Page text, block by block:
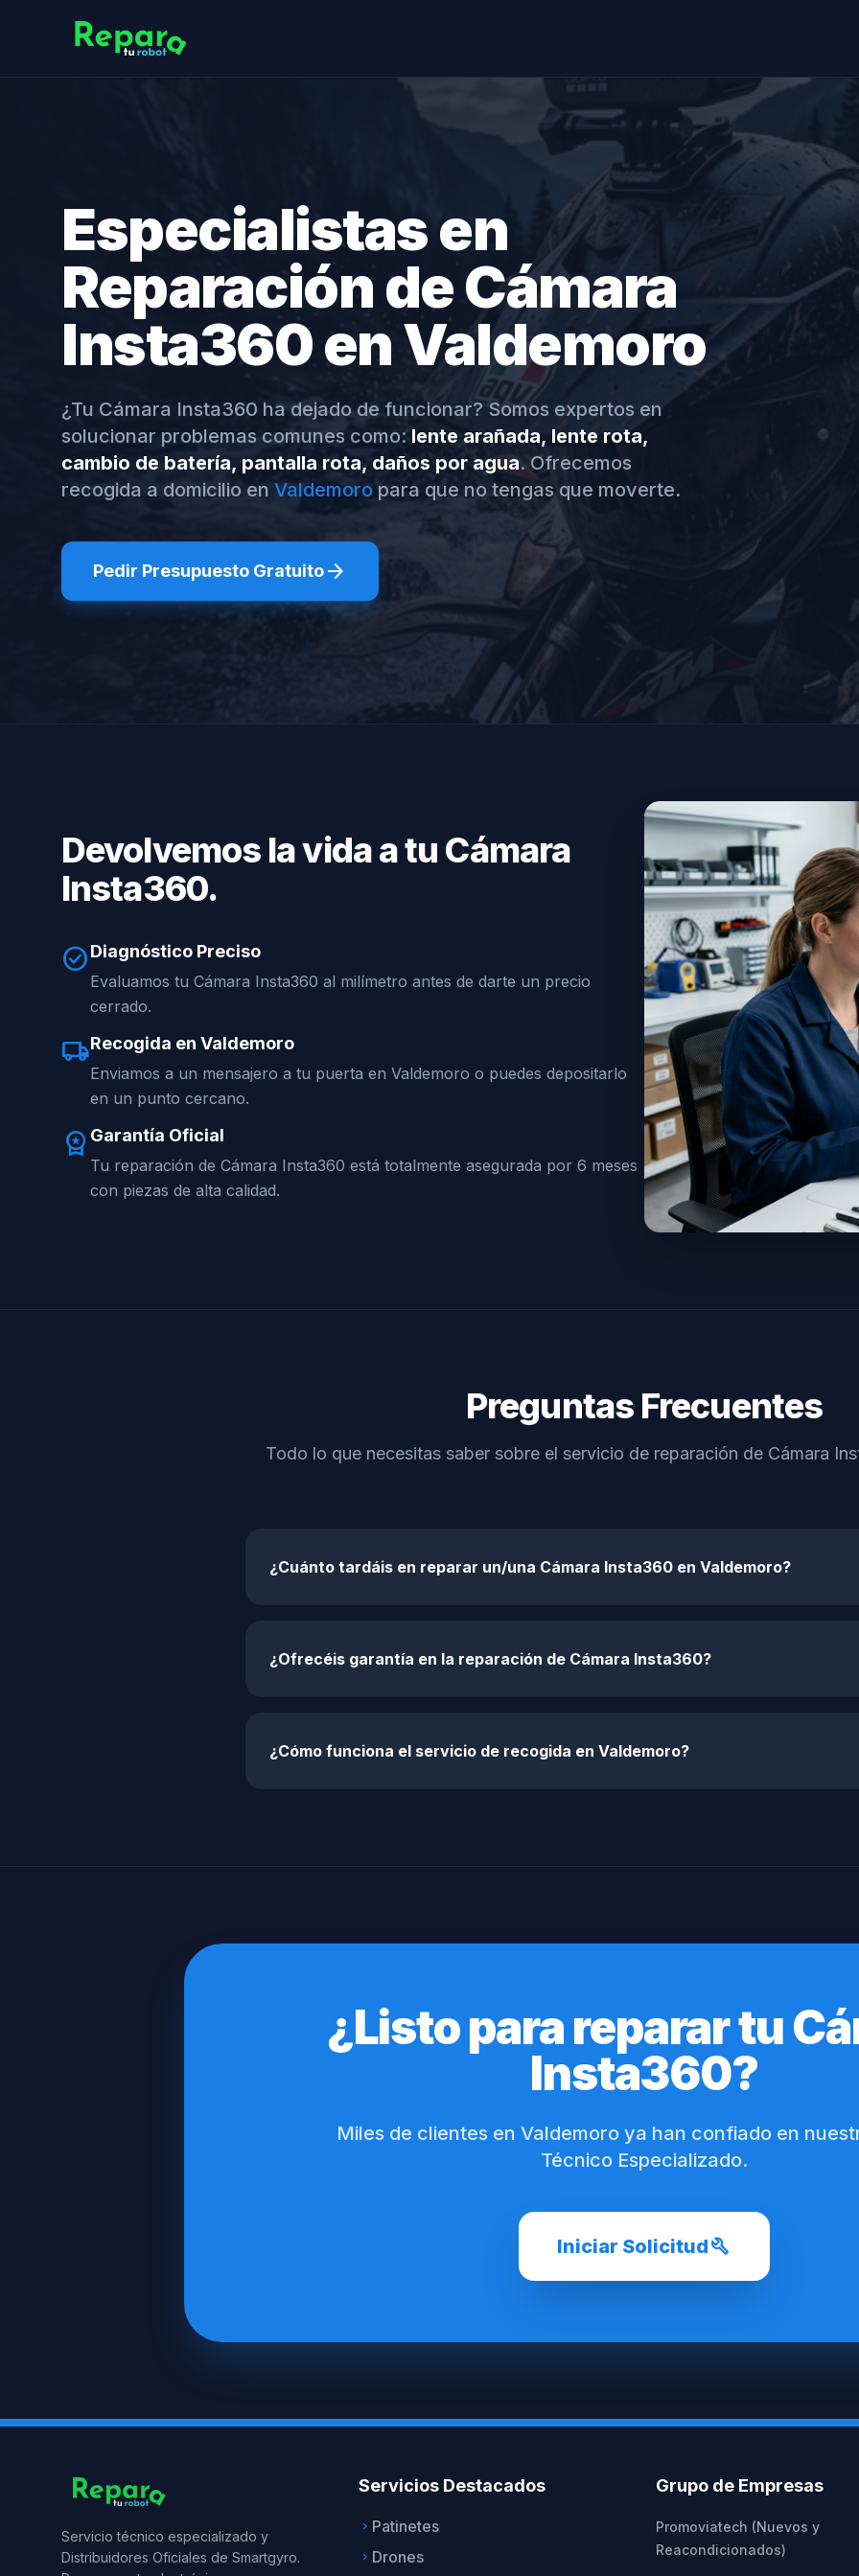
Especialistas en
Reparación de Cámara
Insta360 en Valdemoro
¿Tu Cámara Insta360 ha dejado de funcionar? Somos expertos en
solucionar problemas comunes como:lente arañada, lente rota,
cambio de batería, pantalla rota, daños por agua. Ofrecemos
recogida a domicilio en Valdemoro para que no tengas que moverte.
Pedir Presupuesto Gratuitoarrow_forward
Devolvemos la vida a tu Cámara
Insta360.
check_circleDiagnóstico Preciso
Evaluamos tu Cámara Insta360 al milímetro antes de darte un precio
cerrado.
local_shippingRecogida en Valdemoro
Enviamos a un mensajero a tu puerta en Valdemoro o puedes depositarlo
en un punto cercano.
workspace_premium Garantía Oficial
Tu reparación de Cámara Insta360 está totalmente asegurada por 6 meses
con piezas de alta calidad.
Preguntas Frecuentes
Todo lo que necesitas saber sobre el servicio de reparación de Cámara
¿Cuánto tardáis en reparar un/una Cámara Insta360 en Valdemoro?
¿Ofrecéis garantía en la reparación de Cámara Insta360?
¿Cómo funciona el servicio de recogida en Valdemoro?
¿Listo para reparar tu
Insta360?
Miles de clientes en Valdemoro ya han confiado en
Técnico Especializado.
Iniciar Solicitudbuild
Servicio técnico especializado y
Distribuidores Oficiales de Smartgyro.
Servicios Destacados
keyboard_arrow_right Patinetes
keyboard_arrow_right Drones
Grupo de Empresas
Promoviatech (Nuevos y
Reacondicionados)